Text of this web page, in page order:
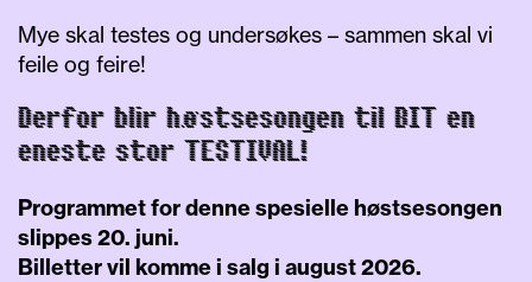
Mye skal testes og undersøkes – sammen skal vi
feile og feire!
Derfor blir høstsesongen til BIT en
eneste stor TESTIVAL!
Programmet for denne spesielle høstsesongen
slippes 20. juni.
Billetter vil komme i salg i august 2026.